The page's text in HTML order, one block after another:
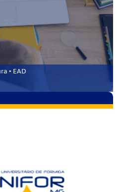
• EAD